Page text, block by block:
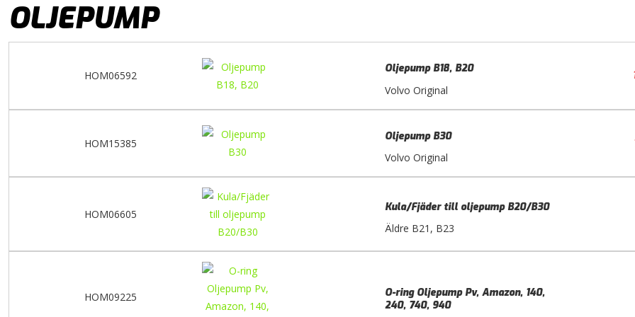
OLJEPUMP
HOM06592
Oljepump B18, B20
Volvo Original
HOM15385
Oljepump B30
Volvo Original
HOM06605
Kula/Fjäder till oljepump B20/B30
Äldre B21, B23
HOM09225
O-ring Oljepump Pv, Amazon, 140,
240, 740, 940